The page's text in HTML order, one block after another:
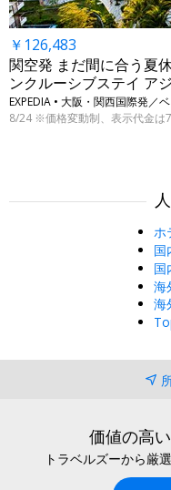
￥126,483
関空発 まだ間に合う夏
ンクルーシブステイ ア
EXPEDIA • 大阪・関西国際発／
8/24 ※価格変動制、表示代金は
ホ
国
国
海
海
価値の高
トラベルズーから厳